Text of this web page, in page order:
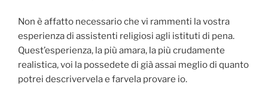
Non è affatto necessario che vi rammenti la vostra
esperienza di assistenti religiosi agli istituti di pena.
Quest’esperienza, la più amara, la più crudamente
realistica, voi la possedete di già assai meglio di quanto
potrei descrivervela e farvela provare io.